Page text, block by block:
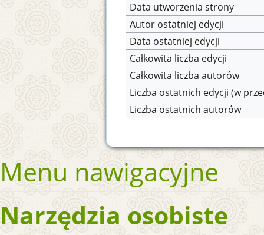
Data utworzenia strony
Autor ostatniej edycji
Data ostatniej edycji
Całkowita liczba edycji
Całkowita liczba autorów
Liczba ostatnich edycji (w
Liczba ostatnich autorów
Menu nawigacyjne
Narzędzia osobiste